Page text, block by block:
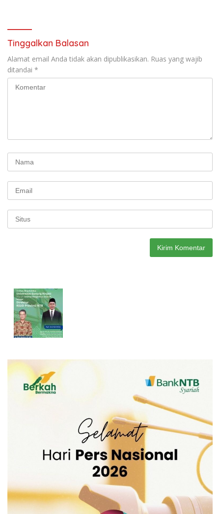
Tinggalkan Balasan
Alamat email Anda tidak akan dipublikasikan. Ruas yang wajib
ditandai *